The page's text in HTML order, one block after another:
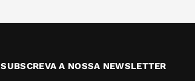
SUBSCREVA A NOSSA NEWSLETTER